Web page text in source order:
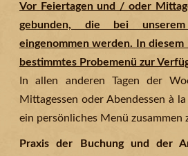
Vor Feiertagen und / oder
gebunden, die bei
eingenommen werden.
In
bestimmtes Probemenü zur
In allen anderen Tagen der
Mittagessen oder Abendessen à
ein persönliches Menü zusammen
Praxis der Buchung und der